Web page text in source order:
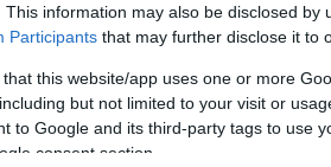
This information may also be disclosed by
Participants that may further disclose it to
that this website/app uses one or more
but not limited to your visit or
to Google and its third-party tags to use
consent section.